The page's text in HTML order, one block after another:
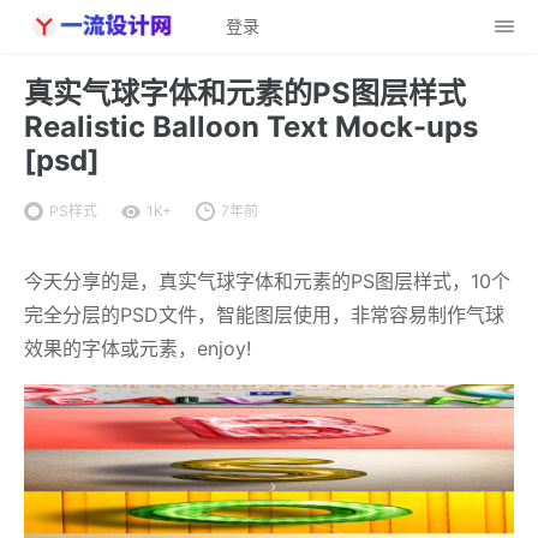
登录
真实气球字体和元素的PS图层样式
Realistic Balloon Text Mock-ups
[psd]
PS样式 1K+ 7年前
今天分享的是，真实气球字体和元素的PS图层样式，10个
完全分层的PSD文件，智能图层使用，非常容易制作气球
效果的字体或元素，enjoy!